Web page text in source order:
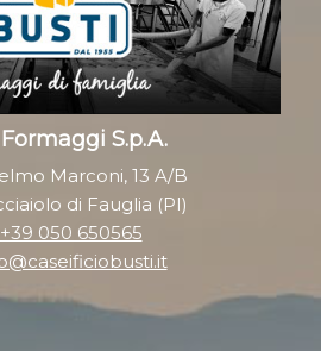
S.p.A.
Marconi, 13 A/B
di Fauglia (PI)
+39 050 650565